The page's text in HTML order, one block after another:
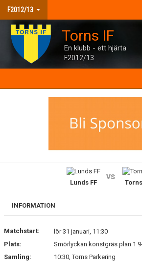
F2012/13
Torns IF
En klubb - ett hjärta
F2012/13
BILDGALLERI
Lunds FF
vs
INFORMATION
Matchstart:
lör 31 januari, 11:30
Plats:
Smörlyckan konstgräs plan 1
Samling:
10:30, Torns Parkering